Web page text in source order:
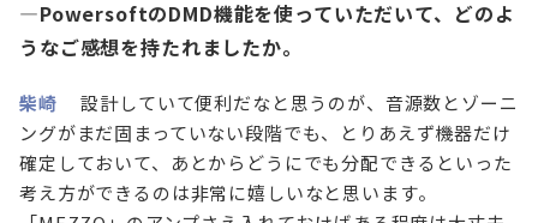
—PowersoftのDMD機能を使っていただいて、どのよ
うなご感想を持たれましたか。
柴崎
設計していて便利だなと思うのが、音源数とゾーニ
ングがまだ固まっていない段階でも、とりあえず機器だけ
確定しておいて、あとからどうにでも分配できるといった
考え方ができるのは非常に嬉しいなと思います。